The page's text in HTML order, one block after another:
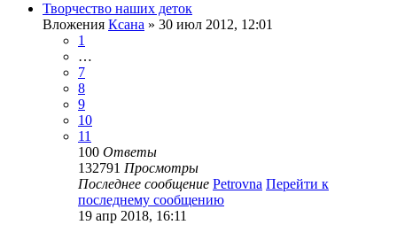
Творчество наших деток
Вложения Ксана » 30 июл 2012, 12:01
1
…
7
8
9
10
11
100 Ответы
132791 Просмотры
Последнее сообщение Petrovna Перейти к
последнему сообщению
19 апр 2018, 16:11